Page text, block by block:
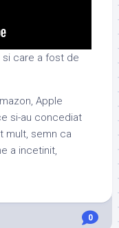
si care a fost de
Apple
si-au concediat
mult, semn ca
a incetinit,
0